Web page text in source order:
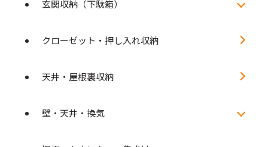
玄関収納（下駄箱）
クローゼット・押し入れ収納
天井・屋根裏収納
壁・天井・換気